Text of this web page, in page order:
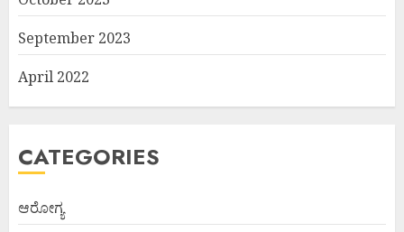
September 2023
April 2022
CATEGORIES
ಆರೋಗ್ಯ